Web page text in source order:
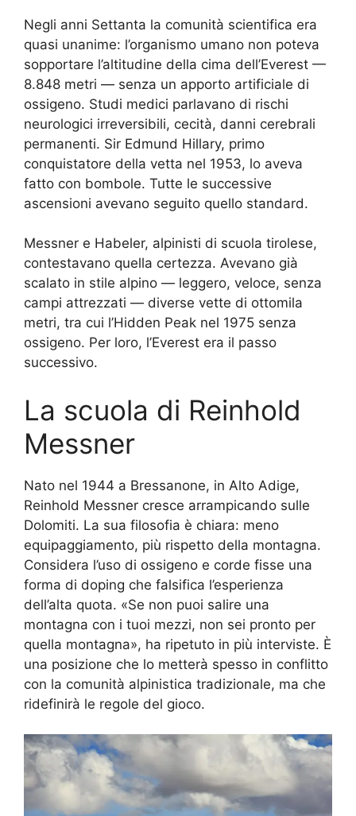
Negli anni Settanta la comunità scientifica era
quasi unanime: l’organismo umano non poteva
sopportare l’altitudine della cima dell’Everest —
8.848 metri — senza un apporto artificiale di
ossigeno. Studi medici parlavano di rischi
neurologici irreversibili, cecità, danni cerebrali
permanenti. Sir Edmund Hillary, primo
conquistatore della vetta nel 1953, lo aveva
fatto con bombole. Tutte le successive
ascensioni avevano seguito quello standard.
Messner e Habeler, alpinisti di scuola tirolese,
contestavano quella certezza. Avevano già
scalato in stile alpino — leggero, veloce, senza
campi attrezzati — diverse vette di ottomila
metri, tra cui l’Hidden Peak nel 1975 senza
ossigeno. Per loro, l’Everest era il passo
successivo.
La scuola di Reinhold
Messner
Nato nel 1944 a Bressanone, in Alto Adige,
Reinhold Messner cresce arrampicando sulle
Dolomiti. La sua filosofia è chiara: meno
equipaggiamento, più rispetto della montagna.
Considera l’uso di ossigeno e corde fisse una
forma di doping che falsifica l’esperienza
dell’alta quota. «Se non puoi salire una
montagna con i tuoi mezzi, non sei pronto per
quella montagna», ha ripetuto in più interviste. È
una posizione che lo metterà spesso in conflitto
con la comunità alpinistica tradizionale, ma che
ridefinirà le regole del gioco.